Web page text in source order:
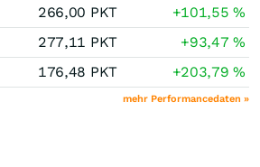
266,00 PKT +101,55%
277,11 PKT +93,47%
176,48 PKT +203,79%
mehr Performancedaten »